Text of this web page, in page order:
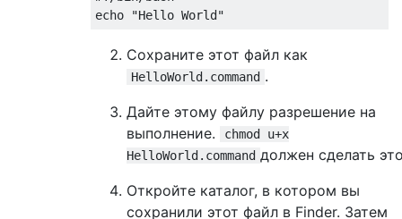
echo
"Hello World"
Сохраните этот файл как
HelloWorld.command .
Дайте этому файлу разрешение на
выполнение.
chmod u+x
HelloWorld.command должен сделать
Откройте каталог, в котором вы
сохранили этот файл в Finder. Затем